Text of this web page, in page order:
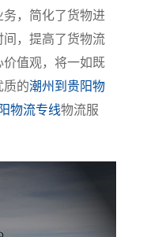
，简化了货物进
，提高了货物流
值观，将一如既
质的潮州到贵阳物
物流专线物流服